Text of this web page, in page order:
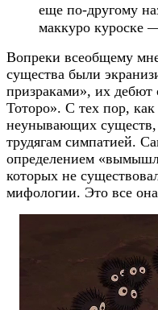
еще по-другому
маккуро куроске
Вопреки всеобщему
существа были
призраками», их дебют
Тоторо». С тех пор,
неунывающих существ,
трудягам симпатией.
определением
которых не
мифологии. Это все